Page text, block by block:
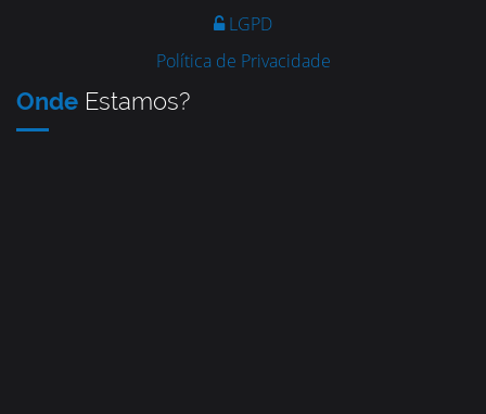
LGPD
Política de Privacidade
Onde Estamos?